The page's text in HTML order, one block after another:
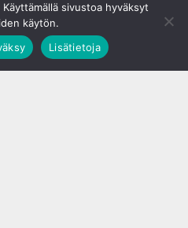
sivustoa hyväksyt
käytön.
Lisätietoja